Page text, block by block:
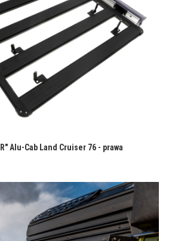
Alu-Cab Land Cruiser 76 - prawa